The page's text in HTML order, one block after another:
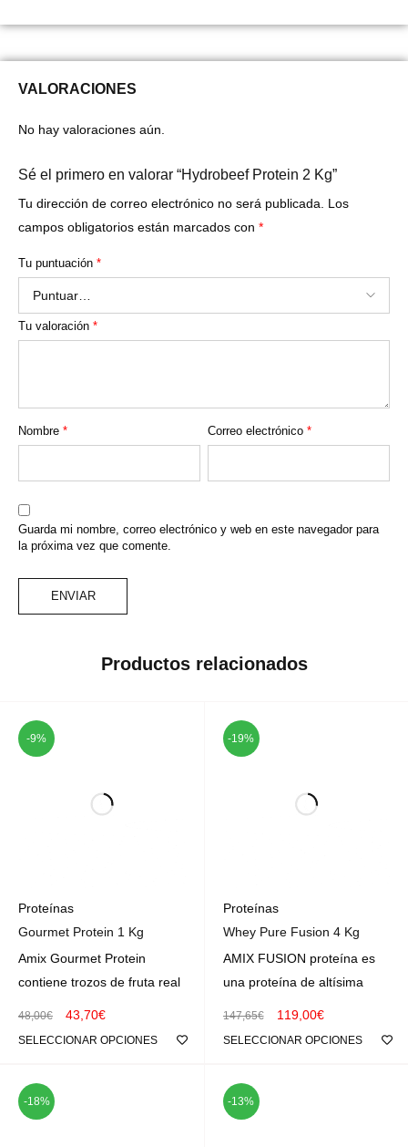
VALORACIONES
No hay valoraciones aún.
Sé el primero en valorar “Hydrobeef Protein 2 Kg”
Tu dirección de correo electrónico no será publicada. Los
campos obligatorios están marcados con *
Tu puntuación *
Tu valoración *
Nombre * Correo electrónico*
Guarda mi nombre, correo electrónico y web en este navegador para
la próxima vez que comente.
Productos relacionados
-9%
Proteínas
Gourmet Protein 1 Kg
Amix Gourmet Protein
contiene trozos de fruta real
48,00€ 43,70€
SELECCIONAR OPCIONES
-19%
Proteínas
Whey Pure Fusion 4 Kg
AMIX FUSION proteína es
una proteína de altísima
147,65€ 119,00€
SELECCIONAR OPCIONES
-18% -13%